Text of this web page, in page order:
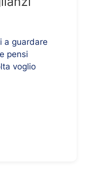
a guardare
pensi
voglio